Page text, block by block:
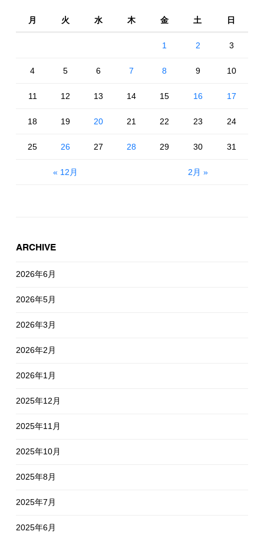
月 火 水 木 金 土 日
« 12月 2月 »
1 2 3
4 5 6 7 8 9 10
11 12 13 14 15 16 17
18 19 20 21 22 23 24
25 26 27 28 29 30 31
ARCHIVE
2026年6月
2026年5月
2026年3月
2026年2月
2026年1月
2025年12月
2025年11月
2025年10月
2025年8月
2025年7月
2025年6月